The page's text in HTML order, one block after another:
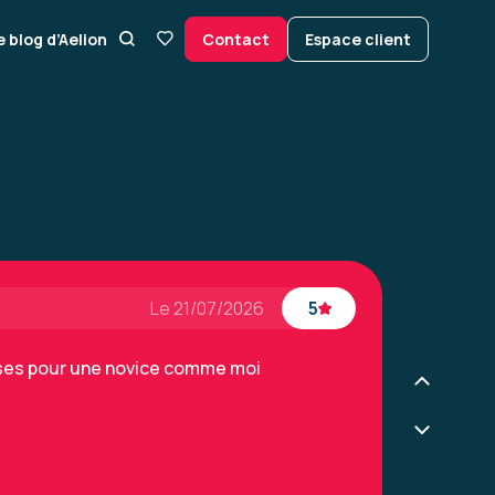
blog d’Aelion Contact Espace client
bien équipée et calme.
Le 21/07/2026 5
pour une novice comme moi